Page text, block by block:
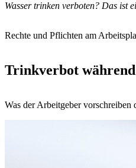
Wasser trinken verboten? Das ist
Rechte und Pflichten am
Trinkverbot
Was der Arbeitgeber vorschreiben